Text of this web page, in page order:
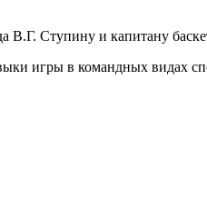
В.Г. Ступину и капитану
игры в командных видах